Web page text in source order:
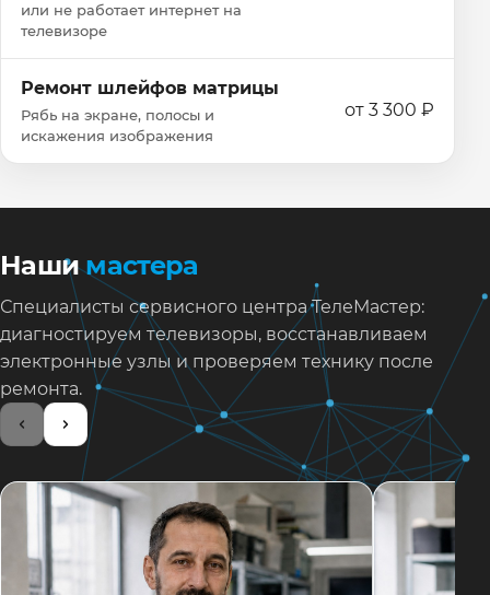
или не работает интернет на
телевизоре
Ремонт шлейфов матрицы
Рябь на экране, полосы и
искажения изображения
от 3 300 ₽
Нашимастера
Специалисты сервисного центра ТелеМастер:
диагностируем телевизоры, восстанавливаем
электронные узлы и проверяем технику после
ремонта.